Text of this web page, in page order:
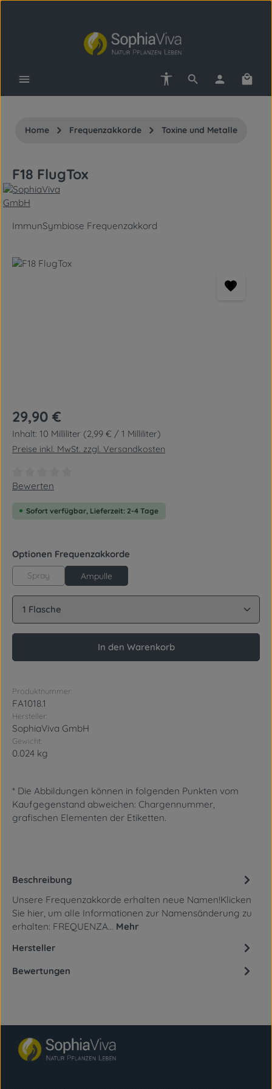
Zum Hauptinhalt springen
Werkzeugleiste anzeigen
Home Frequenzakkorde Toxine und Metalle
F18 FlugTox
ImmunSymbiose Frequenzakkord
Bildergalerie überspringen
Regulärer Preis:
29,90 €
Inhalt: 10 Milliliter (2,99 € / 1 Milliliter)
Preise inkl. MwSt. zzgl. Versandkosten
Durchschnittliche Bewertung von 0 von 5 Sternen
Bewerten
Sofort verfügbar, Lieferzeit: 2-4 Tage
Optionen Frequenzakkorde
Spray Ampulle
Produkt Anzahl: Gib den gewünschten Wert ein
In den Warenkorb
Produktnummer:
FA1018.1
Hersteller:
SophiaViva GmbH
Gewicht:
0.024 kg
* Die Abbildungen können in folgenden Punkten vom
Kaufgegenstand abweichen: Chargennummer,
grafischen Elementen der Etiketten.
Beschreibung
Unsere Frequenzakkorde erhalten neue Namen!Klicken
Sie hier, um alle Informationen zur Namensänderung zu
erhalten: FREQUENZA… Mehr
Hersteller
Bewertungen